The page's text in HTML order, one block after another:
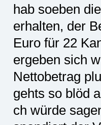
hab soeben
erhalten, der
Euro für 22
ergeben sich
Nettobetrag
gehts so blöd
ch würde